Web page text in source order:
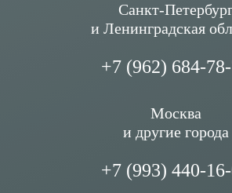
Санкт-
и Ленинградская
+7 (962) 684-
Москва
и другие города
+7 (993) 440-